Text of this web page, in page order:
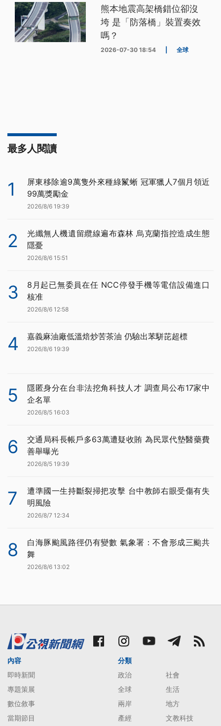
熊本地震高架橋錯位卻沒
垮 是「防落橋」裝置奏效
嗎？
2026-07-30 18:54 全球
最多人閱讀
1
屏東移除逾9萬隻外來種綠鬣蜥 冠軍獵人7個月領近
99萬獎勵金
2026/8/6 19:39
2
光纖無人機遺留纜線遍布森林 烏克蘭指控造成生態
隱憂
2026/8/6 15:51
3
8月起已無委員在任 NCC停發手機等電信設備進口
核准
2026/8/6 12:58
4 嘉義麻油廠低溫焙炒苦茶油 仍驗出苯駢芘超標
2026/8/6 19:39
5
隱匿身分在台非法挖角科技人才 調查局公布17家中
企名單
2026/8/5 16:03
6
交通局科長帳戶多63萬遭疑收賄 為民眾代墊醫藥費
善舉曝光
2026/8/5 19:39
7
遭準國一生持斷裂掃把攻擊 台中教師右眼受傷有失
明風險
2026/8/7 12:34
8
白海豚颱風路徑仍有變數 氣象署：不會形成三颱共
舞
2026/8/6 13:02
內容
即時新聞
專題策展
數位敘事
當期節目
分類
政治
社會
全球
生活
兩岸
地方
產經
文教科技